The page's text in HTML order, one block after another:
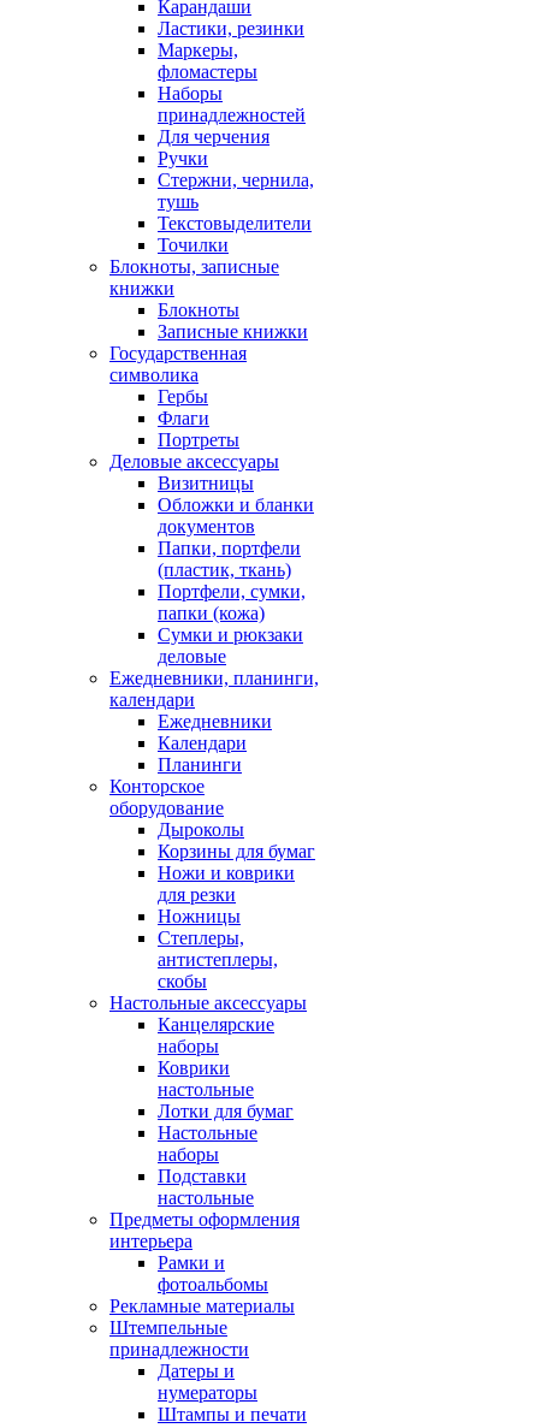
Карандаши
Ластики, резинки
Маркеры,
фломастеры
Наборы
принадлежностей
Для черчения
Ручки
Стержни, чернила,
тушь
Текстовыделители
Точилки
Блокноты, записные
книжки
Блокноты
Записные книжки
Государственная
символика
Гербы
Флаги
Портреты
Деловые аксессуары
Визитницы
Обложки и бланки
документов
Папки, портфели
(пластик, ткань)
Портфели, сумки,
папки (кожа)
Сумки и рюкзаки
деловые
Ежедневники, планинги,
календари
Ежедневники
Календари
Планинги
Конторское
оборудование
Дыроколы
Корзины для бумаг
Ножи и коврики
для резки
Ножницы
Степлеры,
антистеплеры,
скобы
Настольные аксессуары
Канцелярские
наборы
Коврики
настольные
Лотки для бумаг
Настольные
наборы
Подставки
настольные
Предметы оформления
интерьера
Рамки и
фотоальбомы
Рекламные материалы
Штемпельные
принадлежности
Датеры и
нумераторы
Штампы и печати